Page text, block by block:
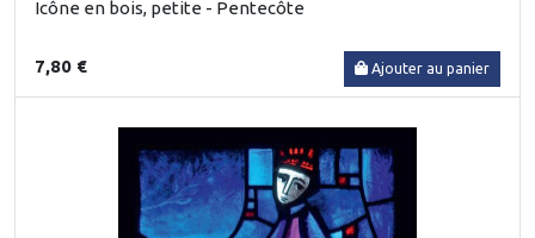
Icône en bois, petite - Pentecôte
7,80 € Ajouter au panier